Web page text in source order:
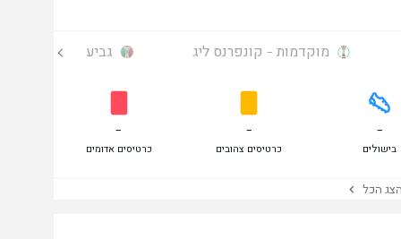
מוקדמות - קונפרנס ליג גביע
-
בישולים
-
כרטיסים צהובים
-
כרטיסים אדומים
הכל